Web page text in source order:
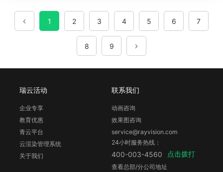
1 2 3 4 5 6 7
8 9
瑞云活动
企业专享
教育优惠
青云平台
云渲染管理系统
关于我们
联系我们
动画咨询
效果图咨询
service@rayvision.com
24小时服务热线：
400-003-4560 点击拨打
查看总部/分公司地址